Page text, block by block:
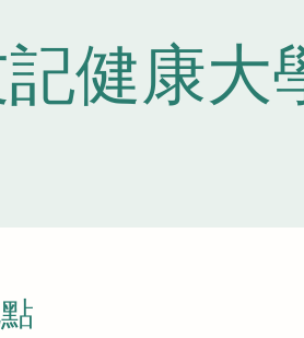
健康大